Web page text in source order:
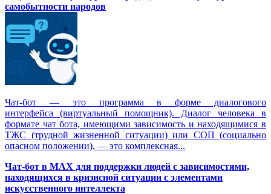
самобытности народов
Чат-бот — это программа в форме диалогового
интерфейса (виртуальный помощник). Диалог человека в
формате чат бота, имеющими зависимость и находящимися в
ТЖС (трудной жизненной ситуации) или СОП (социально
опасном положении), — это комплексная...
Чат-бот в MAX для поддержки людей с зависимостями,
находящихся в кризисной ситуации с элементами
искусственного интеллекта